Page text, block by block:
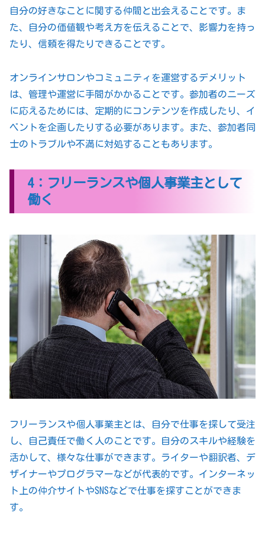
自分の好きなことに関する仲間と出会えることです。ま
た、自分の価値観や考え方を伝えることで、影響力を持っ
たり、信頼を得たりできることです。
オンラインサロンやコミュニティを運営するデメリット
は、管理や運営に手間がかかることです。参加者のニーズ
に応えるためには、定期的にコンテンツを作成したり、イ
ベントを企画したりする必要があります。また、参加者同
士のトラブルや不満に対処することもあります。
4：フリーランスや個人事業主として
働く
フリーランスや個人事業主とは、自分で仕事を探して受注
し、自己責任で働く人のことです。自分のスキルや経験を
活かして、様々な仕事ができます。ライターや翻訳者、デ
ザイナーやプログラマーなどが代表的です。インターネッ
ト上の仲介サイトやSNSなどで仕事を探すことができま
す。